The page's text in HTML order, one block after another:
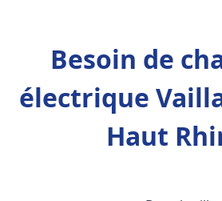
Besoin de
électrique
Haut